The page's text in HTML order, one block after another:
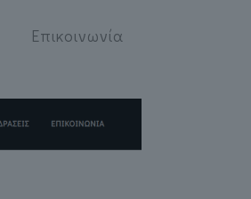
Επικοινωνία